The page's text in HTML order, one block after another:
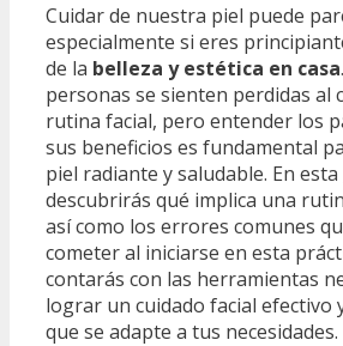
Cuidar de nuestra piel puede
especialmente si eres
de la belleza y estética en casa
personas se sienten perdidas al
rutina facial, pero entender los
sus beneficios es fundamental
piel radiante y saludable. En
descubrirás qué implica una
así como los errores comunes
cometer al iniciarse en esta
contarás con las herramientas
lograr un cuidado facial efectivo
que se adapte a tus necesidades.